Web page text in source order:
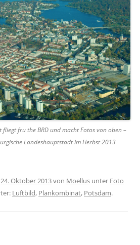
fru the BRD und macht Fotos von oben –
Landeshauptstadt im Herbst 2013
24. Oktober 2013von Moellus unter Foto
Luftbild, Plankombinat, Potsdam.